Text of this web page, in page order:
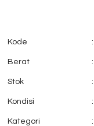
Kode :
Berat :
Stok :
Kondisi :
Kategori :
Meja Komputer
*Harga Hubungi CS